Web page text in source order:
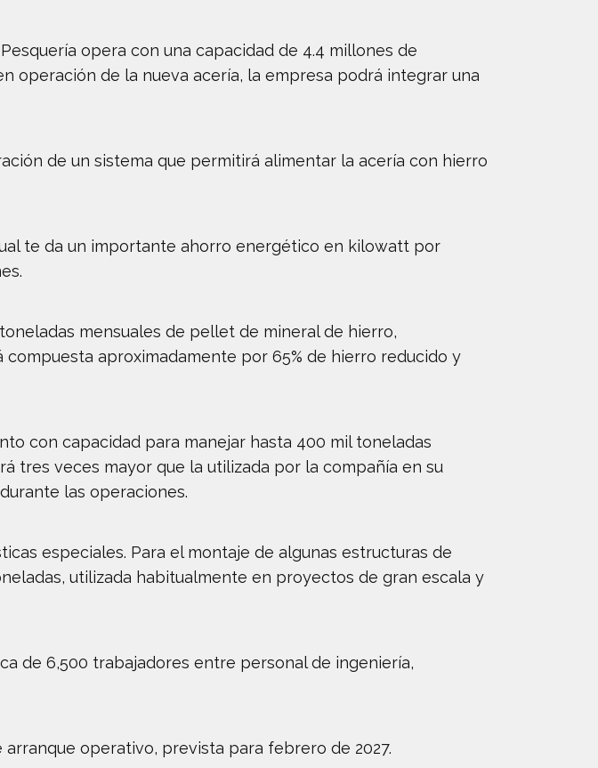
opera con una capacidad de 4.4 millones de
operación de la nueva acería, la empresa podrá integrar una
de un sistema que permitirá alimentar la acería con hierro
te da un importante ahorro energético en kilowatt por
mensuales de pellet de mineral de hierro,
aproximadamente por 65% de hierro reducido y
con capacidad para manejar hasta 400 mil toneladas
tres veces mayor que la utilizada por la compañía en su
las operaciones.
especiales. Para el montaje de algunas estructuras de
utilizada habitualmente en proyectos de gran escala y
de 6,500 trabajadores entre personal de ingeniería,
operativo, prevista para febrero de 2027.